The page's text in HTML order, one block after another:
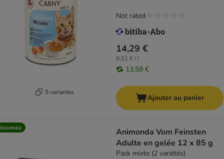
5 variantes
14,29 €
8,51 € / l
13,58 €
Not rated
Ajouter au panier
Animonda Vom Feinsten
Adulte en gelée 12 x 85 g
Pack mixte (2 variétés)